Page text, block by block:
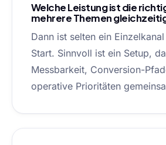
Welche Leistung ist die
mehrere Themen
Dann ist selten ein
Start. Sinnvoll ist ein Setup,
Messbarkeit, Conversion-
operative Prioritäten